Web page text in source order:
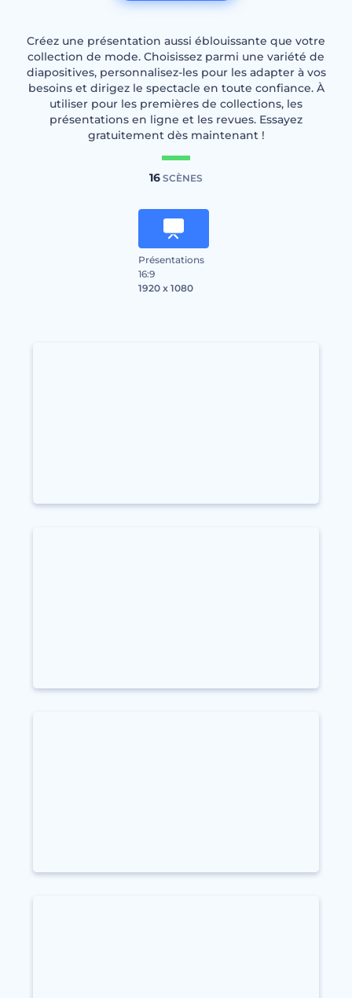
Créez une présentation aussi éblouissante que votre
collection de mode. Choisissez parmi une variété de
diapositives, personnalisez-les pour les adapter à vos
besoins et dirigez le spectacle en toute confiance. À
utiliser pour les premières de collections, les
présentations en ligne et les revues. Essayez
gratuitement dès maintenant !
16 SCÈNES
Présentations
16:9
1920 x 1080